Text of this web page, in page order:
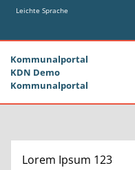
Zum Hauptinhalt springen
Zum Header
Zum Hauptinhalt
Zum Footer
Leichte Sprache
Kommunalportal
KDN Demo
Kommunalportal
Lorem Ipsum 123